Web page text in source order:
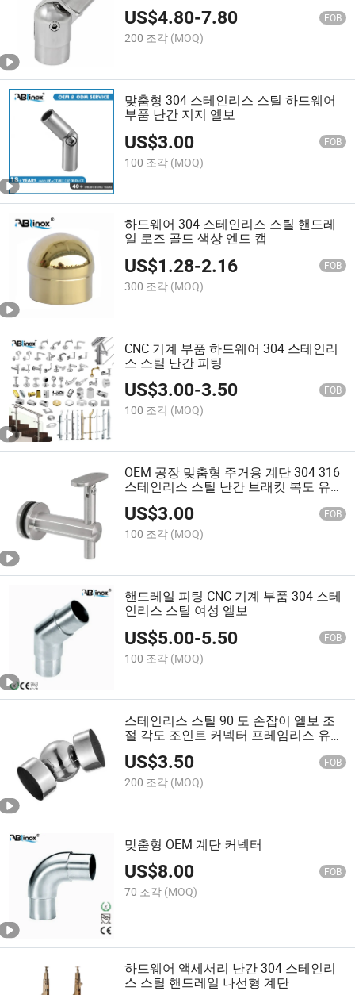
US$4.80-7.80 FOB
200 조각 (MOQ)
맞춤형 304 스테인리스 스틸 하드웨어
부품 난간 지지 엘보
US$3.00 FOB
100 조각 (MOQ)
하드웨어 304 스테인리스 스틸 핸드레
일 로즈 골드 색상 엔드 캡
US$1.28-2.16 FOB
300 조각 (MOQ)
CNC 기계 부품 하드웨어 304 스테인리
스 스틸 난간 피팅
US$3.00-3.50 FOB
100 조각 (MOQ)
OEM 공장 맞춤형 주거용 계단 304 316
스테인리스 스틸 난간 브래킷 복도 유리
난간 브래킷
US$3.00 FOB
100 조각 (MOQ)
핸드레일 피팅 CNC 기계 부품 304 스테
인리스 스틸 여성 엘보
US$5.00-5.50 FOB
100 조각 (MOQ)
스테인리스 스틸 90 도 손잡이 엘보 조
절 각도 조인트 커넥터 프레임리스 유리
난간 파이프 커넥터
US$3.50 FOB
200 조각 (MOQ)
맞춤형 OEM 계단 커넥터
US$8.00 FOB
70 조각 (MOQ)
하드웨어 액세서리 난간 304 스테인리
스 스틸 핸드레일 나선형 계단